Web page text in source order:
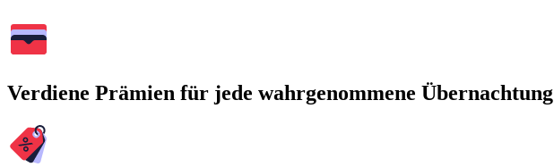
Verdiene Prämien für jede wahrgenommene Übernachtung